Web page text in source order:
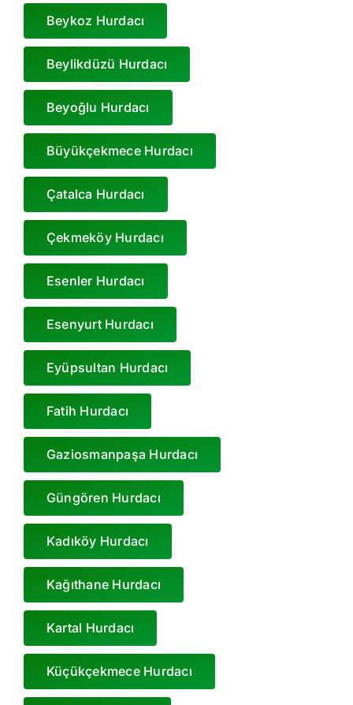
Beykoz Hurdacı
Beylikdüzü Hurdacı
Beyoğlu Hurdacı
Büyükçekmece Hurdacı
Çatalca Hurdacı
Çekmeköy Hurdacı
Esenler Hurdacı
Esenyurt Hurdacı
Eyüpsultan Hurdacı
Fatih Hurdacı
Gaziosmanpaşa Hurdacı
Güngören Hurdacı
Kadıköy Hurdacı
Kağıthane Hurdacı
Kartal Hurdacı
Küçükçekmece Hurdacı